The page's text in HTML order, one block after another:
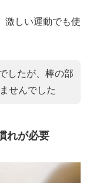
激しい運動でも使
したが、棒の部
せんでした
れが必要